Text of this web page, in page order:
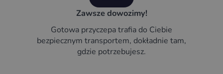
Zawsze dowozimy!
Gotowa przyczepa trafia do Ciebie
bezpiecznym transportem, dokładnie tam,
gdzie potrzebujesz.